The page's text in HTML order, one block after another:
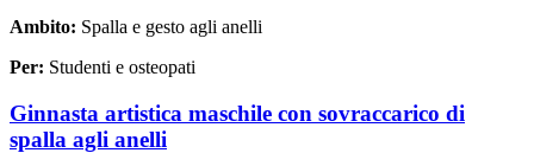
Ambito: Spalla e gesto agli anelli
Per: Studenti e osteopati
Ginnasta artistica maschile con sovraccarico di
spalla agli anelli